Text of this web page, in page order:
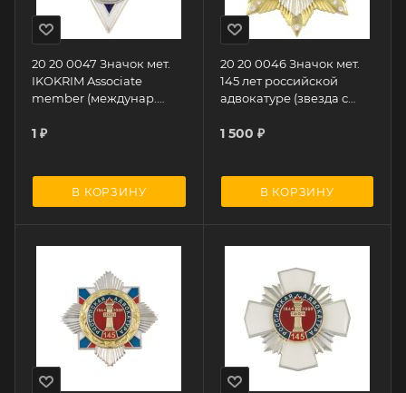
20 20 0047 Значок мет.
IKOKRIM Associate
member (междунар.
преступность
1 ₽
В КОРЗИНУ
20 20 0046 Значок мет.
145 лет российской
адвокатуре (звезда с
фианитами)
1 500 ₽
В КОРЗИНУ